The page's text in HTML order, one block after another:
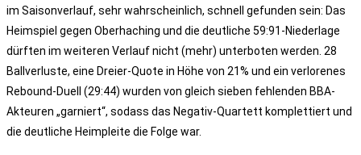
im Saisonverlauf, sehr wahrscheinlich, schnell gefunden sein: Das
Heimspiel gegen Oberhaching und die deutliche 59:91-Niederlage
dürften im weiteren Verlauf nicht (mehr) unterboten werden. 28
Ballverluste, eine Dreier-Quote in Höhe von 21% und ein verlorenes
Rebound-Duell (29:44) wurden von gleich sieben fehlenden BBA-
Akteuren „garniert“, sodass das Negativ-Quartett komplettiert und
die deutliche Heimpleite die Folge war.